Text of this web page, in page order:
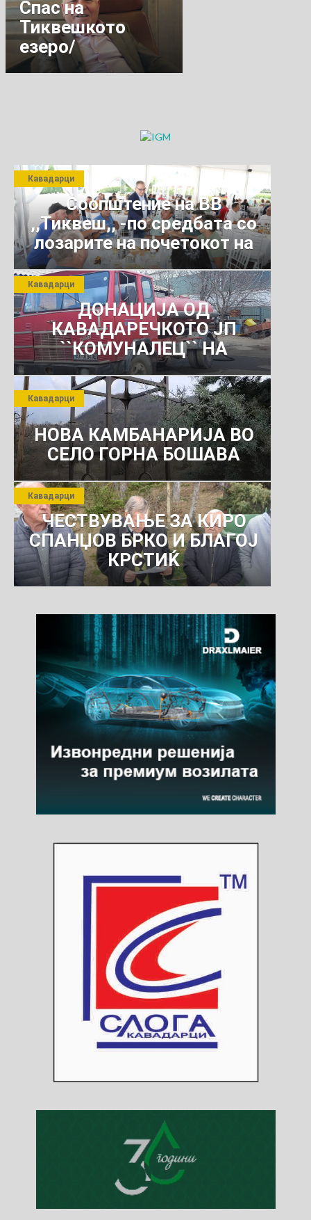
Спас на
Тиквешкото
езеро/
Градоначалникот
Соопштение на ВВ
,,Тиквеш,, -по средбата со
лозарите на почетокот на
јули 2026 г.
Кавадарци
ДОНАЦИЈА ОД
КАВАДАРЕЧКОТО ЈП
``КОМУНАЛЕЦ`` НА
РОСОМАНСКОТО ЈАВНО
ПРЕТПРИЈАТИЕ ЗА
КОМУНАЛНО УСЛУГИ
Кавадарци
НОВА КАМБАНАРИЈА ВО
СЕЛО ГОРНА БОШАВА
Кавадарци
ЧЕСТВУВАЊЕ ЗА КИРО
СПАНЏОВ БРКО И БЛАГОЈ
КРСТИЌ
Кавадарци